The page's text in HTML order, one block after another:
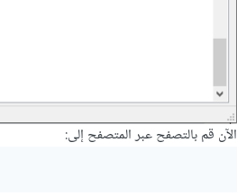
الآن قم بالتصفح عبر المتصفح إلى: